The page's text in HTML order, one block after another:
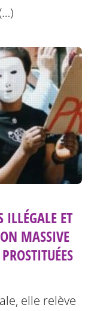
ILLÉGALE ET
MASSIVE
elle relève